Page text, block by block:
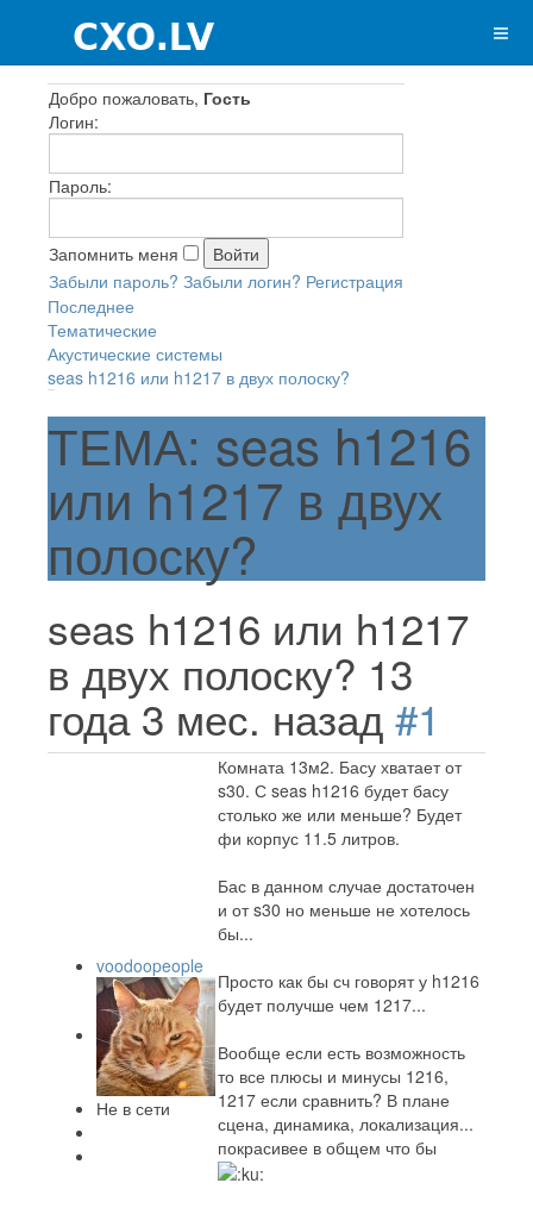
Добро пожаловать, Гость
Логин:
Пароль:
Запомнить меня
Забыли пароль? Забыли логин? Регистрация
Последнее
Тематические
Акустические системы
seas h1216 или h1217 в двух полоску?
ТЕМА: seas h1216
или h1217 в двух
полоску?
seas h1216 или h1217
в двух полоску? 13
года 3 мес. назад #1
voodoopeople
Не в сети
Комната 13м2. Басу хватает от
s30. С seas h1216 будет басу
столько же или меньше? Будет
фи корпус 11.5 литров.
Бас в данном случае достаточен
и от s30 но меньше не хотелось
бы...
Просто как бы сч говорят у h1216
будет получше чем 1217...
Вообще если есть возможность
то все плюсы и минусы 1216,
1217 если сравнить? В плане
сцена, динамика, локализация...
покрасивее в общем что бы